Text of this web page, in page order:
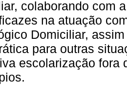
colaborando com
na atuação
Domiciliar,
para outras
escolarização fora